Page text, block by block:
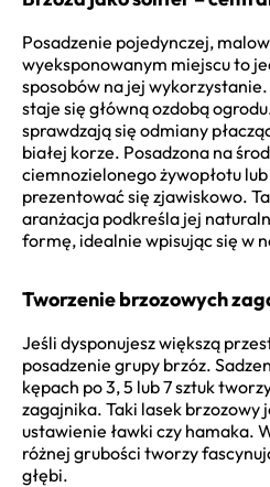
Posadzenie pojedynczej,
wyeksponowanym miejscu to
sposobów na jej
staje się główną ozdobą
sprawdzają się odmiany
białej korze. Posadzona na
ciemnozielonego żywopłotu
prezentować się zjawiskowo.
aranżacja podkreśla jej
formę, idealnie wpisując się w
Tworzenie brzozowych
Jeśli dysponujesz większą
posadzenie grupy brzóz.
kępach po 3, 5 lub 7 sztuk
zagajnika. Taki lasek
ustawienie ławki czy hamaka.
różnej grubości tworzy
głębi.